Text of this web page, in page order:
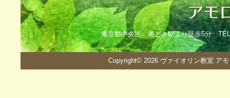
東京都中央区 勝どき駅より徒歩5分
Copyright© 2026 ヴァイオリン教室 ア